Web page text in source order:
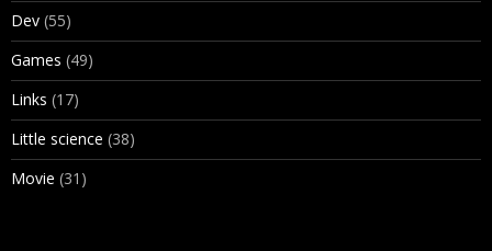
Dev (55)
Games (49)
Links (17)
Little science (38)
Movie (31)